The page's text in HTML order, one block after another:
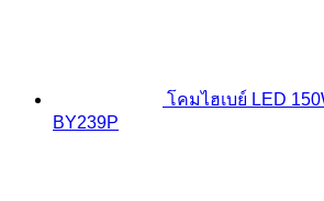
โคมไฮเบย์ LED
BY239P